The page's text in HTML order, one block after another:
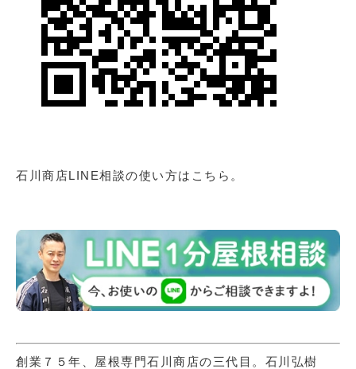
石川商店LINE相談の使い方はこちら。
創業７５年、屋根専門石川商店の三代目。石川弘樹